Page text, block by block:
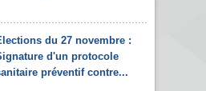
du 27 novembre :
d'un protocole
préventif contre...